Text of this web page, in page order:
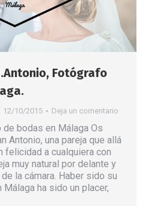
Fotógrafo
12/10/2015 Deja un comentario
bodas en Málaga Os
Antonio, una pareja que allá
felicidad a cualquiera con
muy natural por delante y
la cámara. Haber sido su
ha sido un placer,